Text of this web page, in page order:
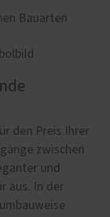
Bauarten
den Preis Ihrer
zwischen
und
aus. In der